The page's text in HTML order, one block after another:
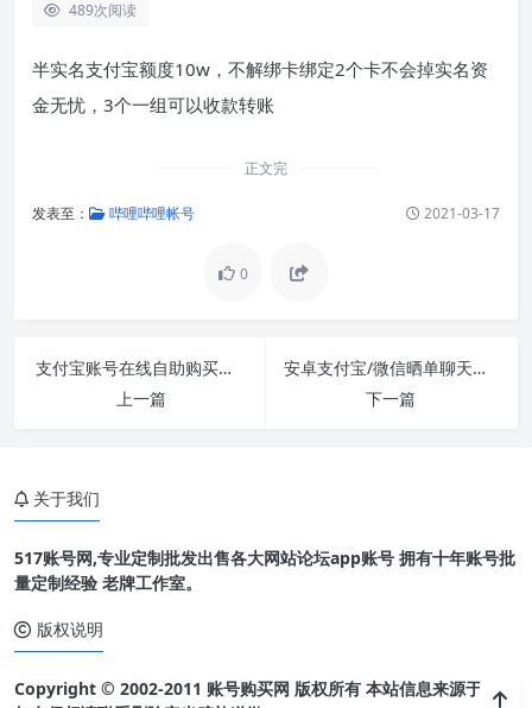
489次阅读
半实名支付宝额度10w，不解绑卡绑定2个卡不会掉实名资
金无忧，3个一组可以收款转账
正文完
发表至： 哔哩哔哩帐号 2021-03-17
0
支付宝账号在线自助购买自动发货v2已实名20w额度
上一篇
安卓支付宝/微信晒单聊天余额装逼神器 装逼利器
下一篇
关于我们
517账号网,专业定制批发出售各大网站论坛app账号 拥有十年账号批
量定制经验 老牌工作室。
版权说明
Copyright © 2002-2011 账号购买网 版权所有 本站信息来源于网络